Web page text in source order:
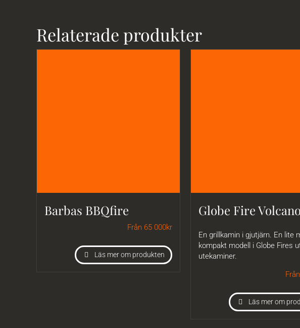
Relaterade produkter
Barbas BBQfire
Från 65 000kr
Läs mer om produkten
Globe Fire Volcano
En grillkamin i gjutjärn. En lite
kompakt modell i Globe Fires
utekaminer.
Läs mer om